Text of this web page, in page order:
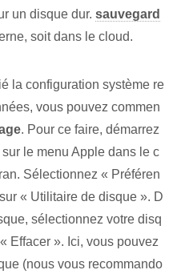
un disque dur. sauvegard
soit dans le cloud.
la configuration système re
vous pouvez commen
. Pour ce faire, démarrez
le menu Apple dans le c
Sélectionnez « Préféren
« Utilitaire de disque ». D
sélectionnez votre disq
Effacer ». Ici‌, vous pouvez
(nous vous recommando